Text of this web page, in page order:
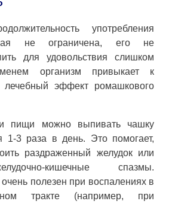
употребления
не ограничена, его не
для удовольствия слишком
организм привыкает к
лечебный эффект ромашкового
пищи можно выпивать чашку
1-3 раза в день. Это помогает,
раздраженный желудок или
кишечные спазмы.
полезен при воспалениях в
тракте (например, при